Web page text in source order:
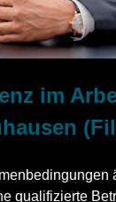
im
qualifizierte